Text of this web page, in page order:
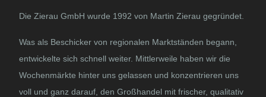
Die Zierau GmbH wurde 1992 von Martin Zierau gegründet.
Was als Beschicker von regionalen Marktständen begann,
entwickelte sich schnell weiter. Mittlerweile haben wir die
Wochenmärkte hinter uns gelassen und konzentrieren uns
voll und ganz darauf, den Großhandel mit frischer, qualitativ